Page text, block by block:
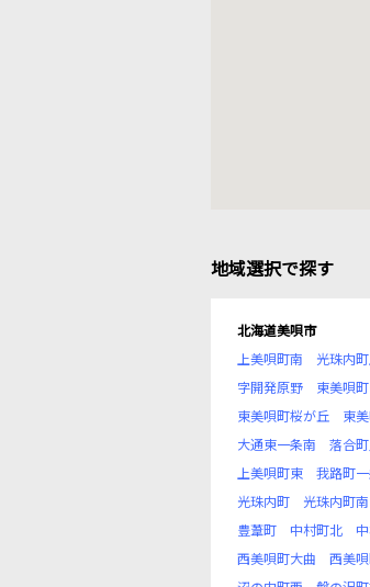
地域選択で探す
北海道美唄市
上美唄町南
光珠内
字開発原野
東美唄
東美唄町桜が丘
東
大通東一条南
落合
上美唄町東
我路町
光珠内町
光珠内町南
豊葦町
中村町北
西美唄町大曲
西美